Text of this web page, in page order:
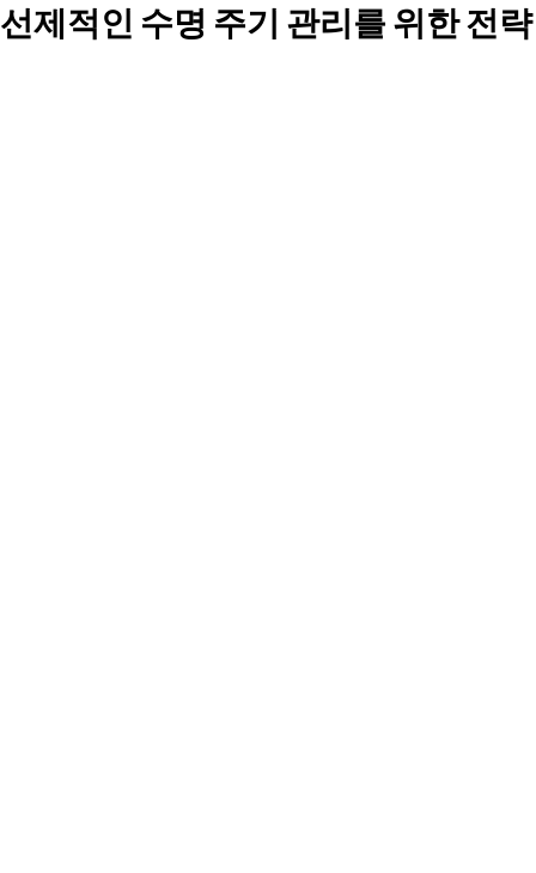
선제적인 수명 주기 관리를 위한 전략